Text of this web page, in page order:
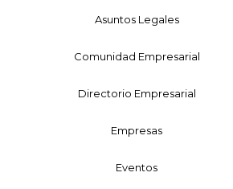
Asuntos Legales
Comunidad Empresarial
Directorio Empresarial
Empresas
Eventos